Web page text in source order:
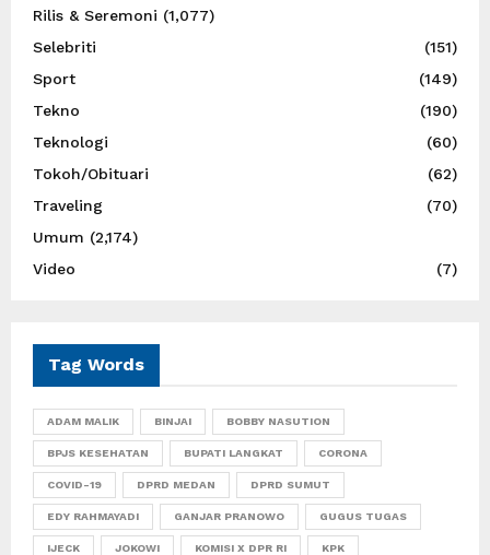
Rilis & Seremoni (1,077)
Selebriti
(151)
Sport
(149)
Tekno
(190)
Teknologi
(60)
Tokoh/Obituari
(62)
Traveling
(70)
Umum (2,174)
Video
(7)
Tag Words
ADAM MALIK BINJAI BOBBY NASUTION
BPJS KESEHATAN BUPATI LANGKAT CORONA
COVID-19 DPRD MEDAN DPRD SUMUT
EDY RAHMAYADI GANJAR PRANOWO GUGUS TUGAS
IJECK JOKOWI KOMISI X DPR RI KPK